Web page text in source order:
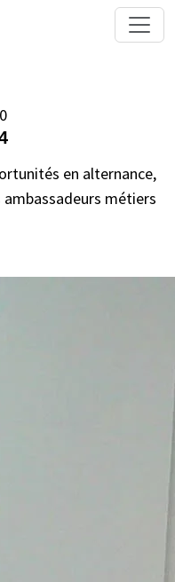
en alternance,
métiers